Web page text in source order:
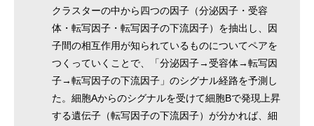
クラスターの中から四つの因子（分泌因子・受容
体・転写因子・転写因子の下流因子）を抽出し、因
子間の相互作用が知られているものについてペアを
つくっていくことで、「分泌因子→受容体→転写因
子→転写因子の下流因子」のシグナル経路を予測し
た。細胞Aからのシグナルを受けて細胞Bで発現上昇
する遺伝子（転写因子の下流因子）が分かれば、細